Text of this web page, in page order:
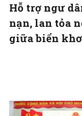
Hỗ trợ ngư
nạn, lan tỏa
giữa biển